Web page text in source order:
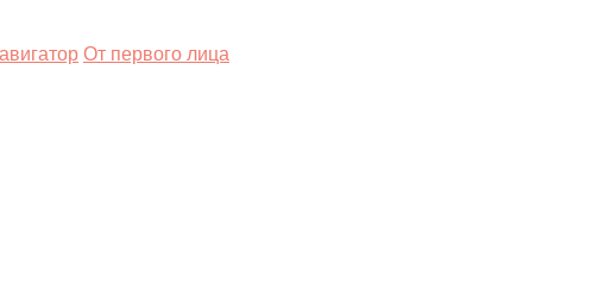
От первого лица